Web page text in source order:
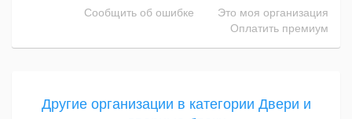
Сообщить об ошибке
Это моя организация
Оплатить премиум
Другие организации в категории Двери и